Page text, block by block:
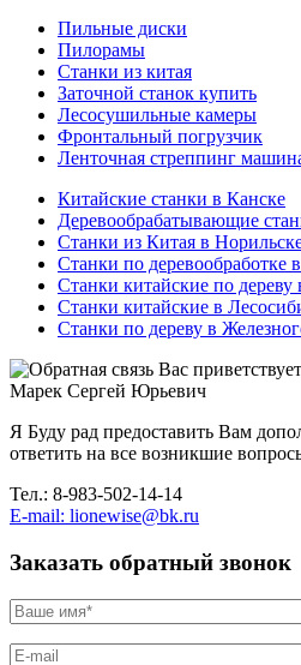
Пильные диски
Пилорамы
Станки из китая
Заточной станок купить
Лесосушильные камеры
Фронтальный погрузчик
Ленточная стреппинг
Китайские станки в Канске
Деревообрабатывающие
Станки из Китая в
Станки по деревообработке
Станки китайские по дереву
Станки китайские в
Станки по дереву в
Вас приветствует
Марек Сергей Юрьевич
Я Буду рад предоставить Вам
ответить на все возникшие
Тел.: 8-983-502-14-14
E-mail: lionewise@bk.ru
Заказать обратный звонок